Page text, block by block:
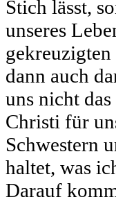
Stich lässt,
unseres
dann auch
uns nicht
Christi für
Schwestern
haltet, was
Darauf